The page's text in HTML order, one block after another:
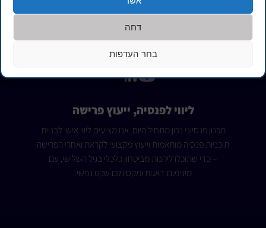
דחה
בחר העדפות
לעבוד בראש שקט – עם כל הכיסויים החשובים במקום אחד.
ליווי לפנסיה, ייעוץ פרישה
תכנון פנסיוני נכון מתחיל היום. אנו מציעים ליווי אישי לבניית
תוכניות פנסיה מותאמות וייעוץ מקצועי לקראת ואחרי הפרישה
– כדי שתוכלו ליהנות מביטחון כלכלי בגיל השלישי, עם
מינימום דאגות ומקסימום שקט נפשי.